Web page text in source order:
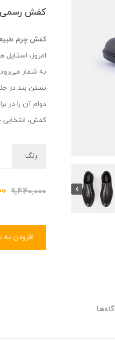
کفش رسمی
کفش چرم
امروز،
به شمار
بستن بند در
دوام آن را در
کفش، انتخابی
رنگ
9,440,000
افزودن به